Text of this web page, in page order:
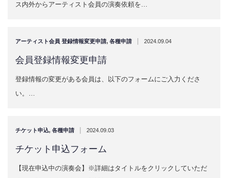
ス内外からアーティスト会員の演奏依頼を…
アーティスト会員 登録情報変更申請, 各種申請 | 2024.09.04
会員登録情報変更申請
登録情報の変更がある会員は、以下のフォームにご入力くださ
い。…
チケット申込, 各種申請 | 2024.09.03
チケット申込フォーム
【現在申込中の演奏会】※詳細はタイトルをクリックしていただ